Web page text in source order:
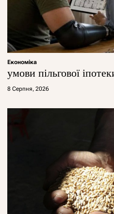
Економіка
умови пільгової
8 Серпня, 2026